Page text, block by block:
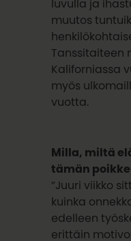
luvulla ja
muutos
Tanssitaiteen
Kaliforniassa
myös
vuotta.
Milla, miltä
tämän
”Juuri viikko
kuinka
edelleen
erittäin